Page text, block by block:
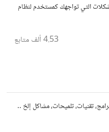
التي تواجهك كمستخدم لنظام
4.53 ألف متابع
تقنيات، تلميحات، مشاكل إلخ ..